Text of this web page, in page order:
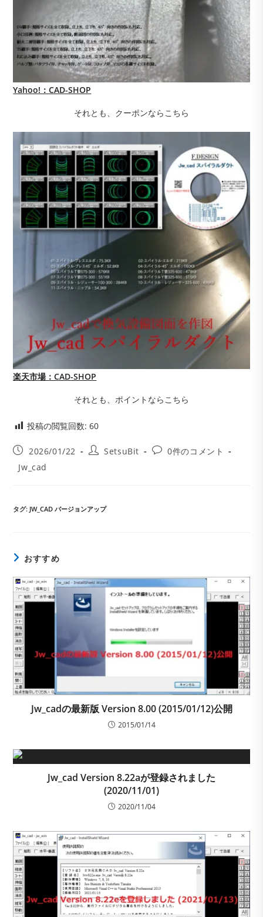
Yahoo!：CAD-SHOP
それとも、クーポンならこちら
楽天市場：CAD-SHOP
それとも、ポイントならこちら
投稿の閲覧回数: 60
投
公
2026/01/22
投
SetsuBit
投
0件のコメント
投
ゴ
Jw_cad
タグ: JW_CAD バージョンアップ
おすすめ
Jw_cadの最新版 Version 8.00 (2015/01/12)公開
2015/01/14
Jw_cad Version 8.22aが登録されました
(2020/11/01)
2020/11/04